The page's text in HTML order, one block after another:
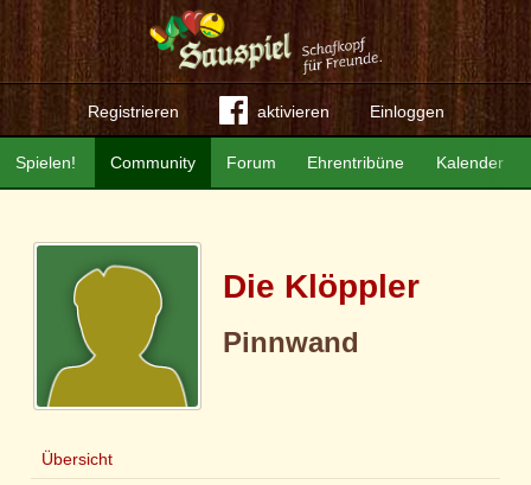
Registrieren aktivieren Einloggen
Community Forum Ehrentribüne Kalender
Spielen!
Die Klöppler
Pinnwand
Übersicht